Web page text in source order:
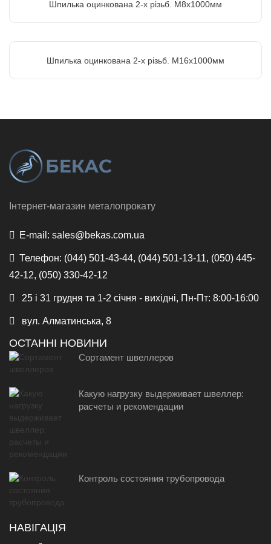
Шпилька оцинкована 2-х різьб. М8х1000мм
Шпилька оцинкована 2-х різьб. М16х1000мм
Інтернет-магазин металопрокату
E-mail: sales@bekas.com.ua
Телефон: (044) 501-43-44, (044) 501-13-11, (050) 445-
42-12, (050) 330-42-12
25 і 31 грудня та 1-2 січня - вихідні, Пн-Пт: 8:00-16:00
вул. Алматинська, 8
ОСТАННІ НОВИНИ
Сортамент швеллеров
Какую нагрузку выдерживает швеллер:
расчеты и рекомендации
Контроль состояния трубопровода
НАВІГАЦІЯ